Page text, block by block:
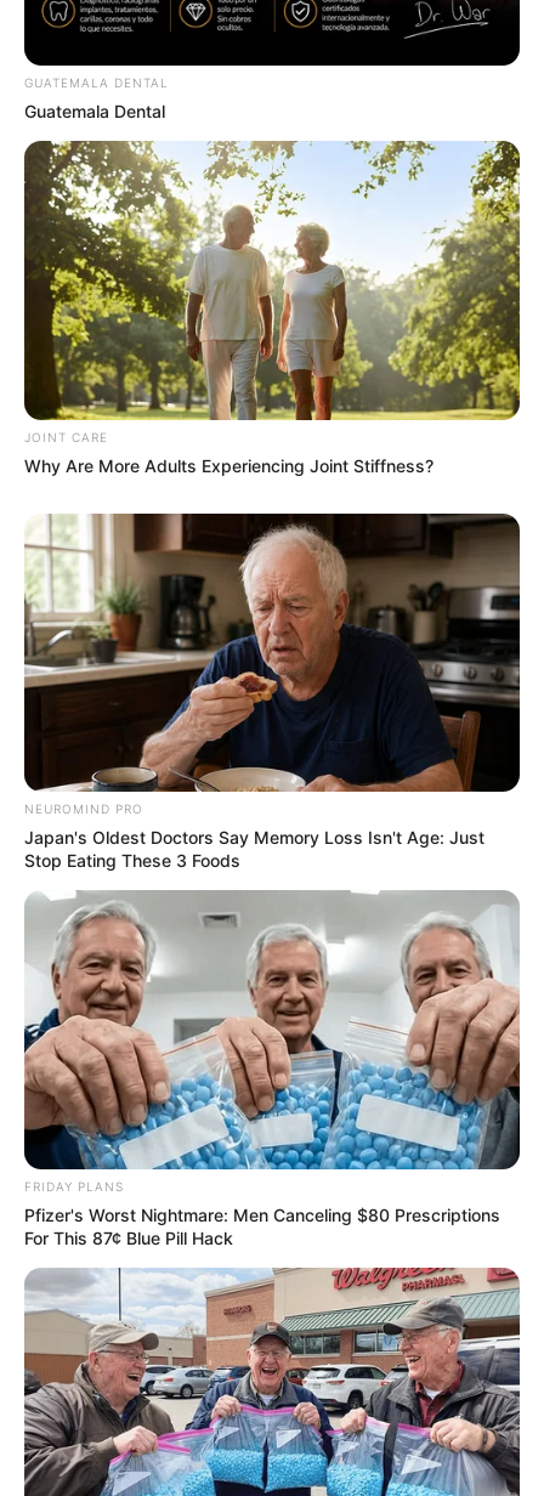
Walgreens Hides This $1 Generic Viagra - Here's
The Aisle It's Really In.
FRIDAY PLANS
Groom Splits Pants In Viral Wedding Photo
Disaster!
BUZZDAY
Remember Hensel Twins? Take A Deep Breath
Before You See Them Now
Surgeons: This Simple Method Ends Joint Pain &
Arthritis! Try It!
FORGE BODY
Man Teaches Lesson To Seat-Kicking Kid And
Mom – Watch!
GUATEMALA DENTAL
Guatemala Dental
JOINT CARE
Why Are More Adults Experiencing Joint Stiffness?
NEUROMIND PRO
Japan's Oldest Doctors Say Memory Loss Isn't Age: Just
Stop Eating These 3 Foods
FRIDAY PLANS
Pfizer's Worst Nightmare: Men Canceling $80 Prescriptions
For This 87¢ Blue Pill Hack